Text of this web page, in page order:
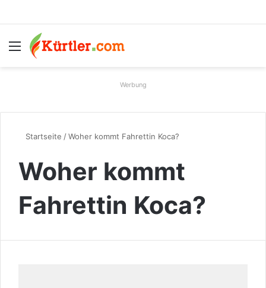
Menü
Werbung
Startseite /Woher kommt Fahrettin Koca?
Woher kommt
Fahrettin Koca?